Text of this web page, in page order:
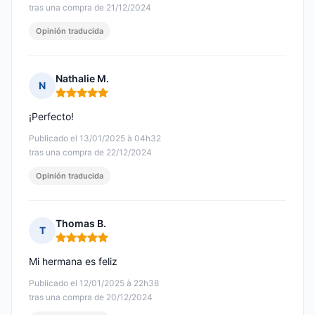
tras una compra de 21/12/2024
Opinión traducida
N
Nathalie M.
Nota: 5 de 5
Publicado el 13/01/2025 à 04h32
tras una compra de 22/12/2024
¡Perfecto!
Opinión traducida
T
Thomas B.
Nota: 5 de 5
Publicado el 12/01/2025 à 22h38
tras una compra de 20/12/2024
Mi hermana es feliz